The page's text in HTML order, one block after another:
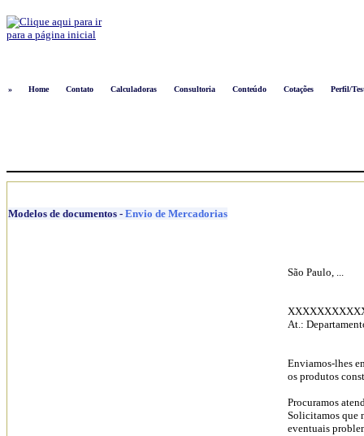
»
Home Contato Calculadoras Consultoria Conteúdo Cotações Perfil/
Modelos de documentos - Envio de Mercadorias
São Paulo, ...
At.:
Enviamos-lhes
os produtos
Procuramos
Solicitamos que
eventuais